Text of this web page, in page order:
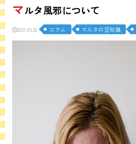
マルタ風邪について
2021.09.22 コラム マルタの豆知識